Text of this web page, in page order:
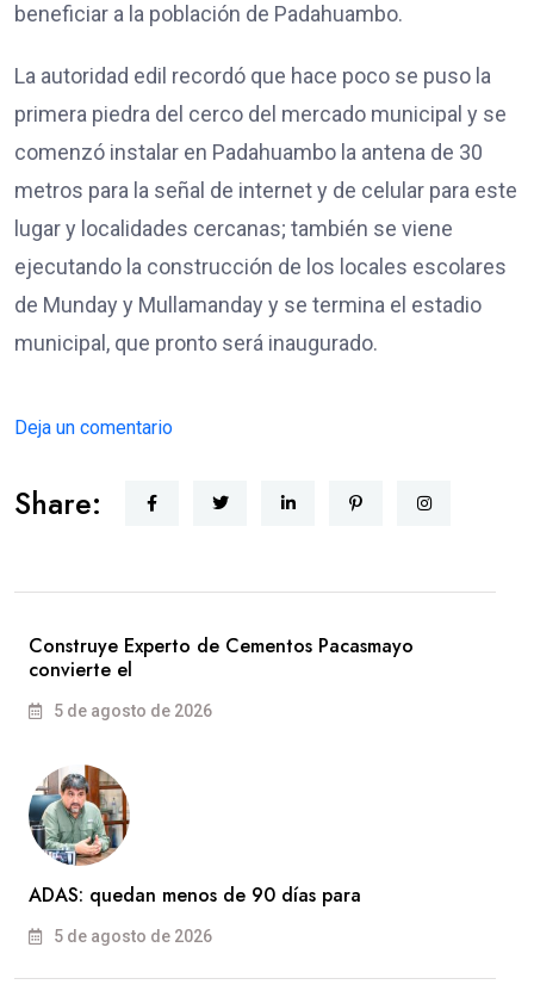
beneficiar a la población de Padahuambo.
La autoridad edil recordó que hace poco se puso la
primera piedra del cerco del mercado municipal y se
comenzó instalar en Padahuambo la antena de 30
metros para la señal de internet y de celular para este
lugar y localidades cercanas; también se viene
ejecutando la construcción de los locales escolares
de Munday y Mullamanday y se termina el estadio
municipal, que pronto será inaugurado.
Deja un comentario
Share:
Construye Experto de Cementos Pacasmayo
convierte el
5 de agosto de 2026
ADAS: quedan menos de 90 días para
5 de agosto de 2026